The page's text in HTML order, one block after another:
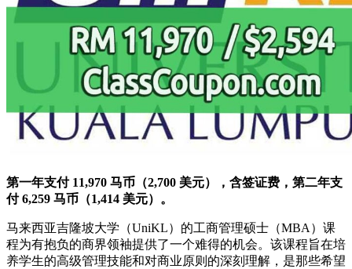
第一年支付 11,970 马币（2,700 美元），含签证费，第二年支
付 6,259 马币（1,414 美元）。
马来西亚吉隆坡大学（UniKL）的工商管理硕士（MBA）课
程为有抱负的商界领袖提供了一个难得的机会。该课程旨在培
养学生的高级管理技能和对商业原则的深刻理解，是那些希望